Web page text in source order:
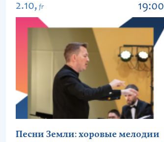
2.10, fr 19:00
Песни Земли: хоровые мелодии